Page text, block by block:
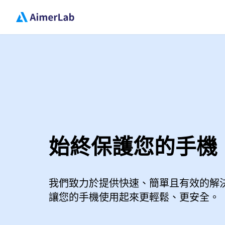
始終保護您的手機
我們致力於提供快速、簡單且有效的解
讓您的手機使用起來更輕鬆、更安全。